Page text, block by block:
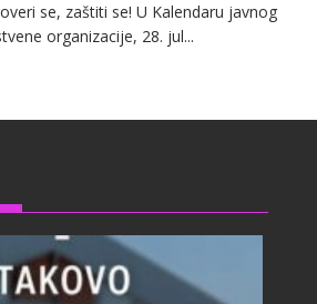
se, zaštiti se! U Kalendaru javnog
organizacije, 28. jul...